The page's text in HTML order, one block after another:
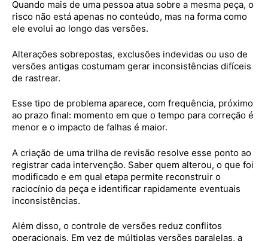
Quando mais de uma pessoa atua sobre a mesma peça, o
risco não está apenas no conteúdo, mas na forma como
ele evolui ao longo das versões.
Alterações sobrepostas, exclusões indevidas ou uso de
versões antigas costumam gerar inconsistências difíceis
de rastrear.
Esse tipo de problema aparece, com frequência, próximo
ao prazo final: momento em que o tempo para correção é
menor e o impacto de falhas é maior.
A criação de uma trilha de revisão resolve esse ponto ao
registrar cada intervenção. Saber quem alterou, o que foi
modificado e em qual etapa permite reconstruir o
raciocínio da peça e identificar rapidamente eventuais
inconsistências.
Além disso, o controle de versões reduz conflitos
operacionais. Em vez de múltiplas versões paralelas, a